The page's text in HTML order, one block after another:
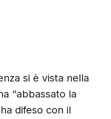
si è vista nella
“abbassato la
difeso con il